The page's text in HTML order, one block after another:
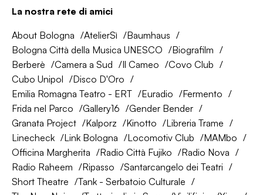
La nostra rete di amici
About Bologna AtelierSì
Baumhaus
Bologna Città della Musica UNESCO
Biografilm
Berberè
Camera a Sud Il Cameo
Covo Club
Cubo Unipol
Disco D'Oro
Emilia Romagna Teatro - ERT
Euradio
Fermento
Frida nel Parco
Gallery16
Gender Bender
Granata Project
Kalporz Kinotto
Libreria Trame
Linecheck
Link Bologna Locomotiv Club
MAMbo
Officina Margherita
Radio Città Fujiko
Radio Nova
Radio Raheem
Ripasso
Santarcangelo dei Teatri
Short Theatre
Tank - Serbatoio Culturale